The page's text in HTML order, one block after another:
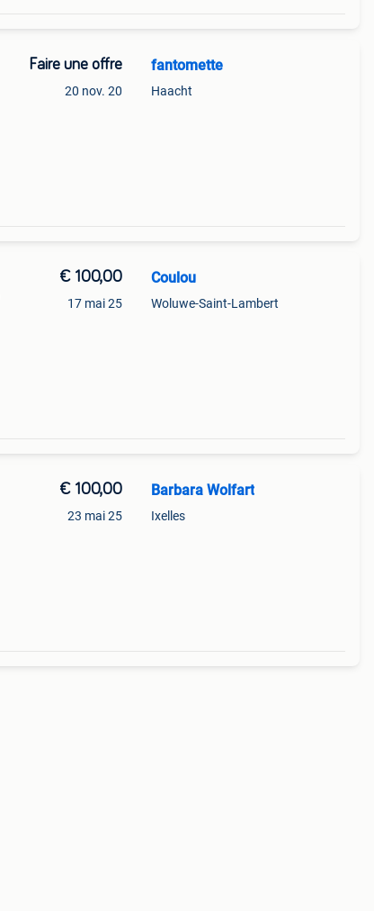
Faire une offre
20 nov. 20
fantomette
Haacht
€ 100,00
17 mai 25
Coulou
Woluwe-Saint-Lambert
€ 100,00
23 mai 25
Barbara Wolfart
Ixelles